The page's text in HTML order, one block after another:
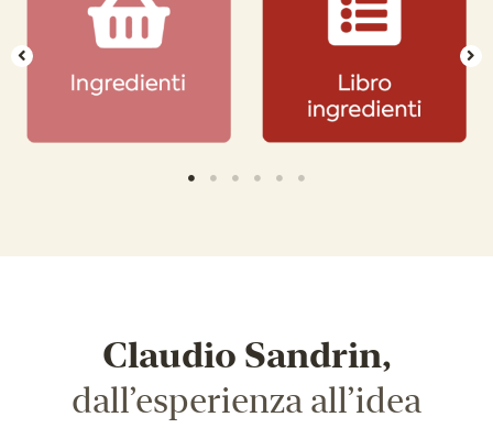
Claudio Sandrin,
dall’esperienza all’idea